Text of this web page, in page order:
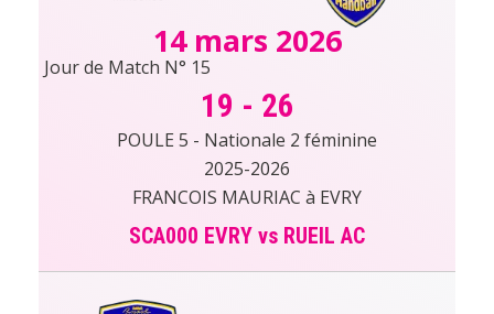
14 mars 2026
Jour de Match N° 15
19 - 26
POULE 5 - Nationale 2 féminine
2025-2026
FRANCOIS MAURIAC à EVRY
SCA000 EVRY vs RUEIL AC